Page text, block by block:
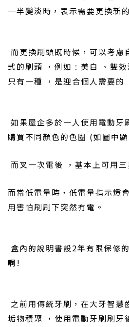
一半變淡時，表示需要更換新
而更換刷頭既時候 ，可以考
式的刷頭 ， 例如 : 美白 、雙
只有一種
，是迎合個人需要的
如果屋企多於一人使用電動牙
購買不同顏色的色圈 (如圖中
而叉一次電後 ，基本上可用
而當低電量時，低電量指示燈
用害怕刷刷下突然冇電。
盒內的說明書設2年有限保修
啊 !
之前用傳統牙刷 ，在大牙智慧
垢物積聚 ，使用電動牙刷刷牙